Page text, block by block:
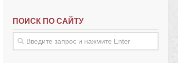
ПОИСК ПО САЙТУ